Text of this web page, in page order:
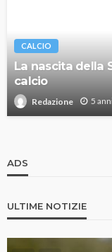
CALCIO
La nascita della
calcio
Redazione 5
ADS
ULTIME NOTIZIE